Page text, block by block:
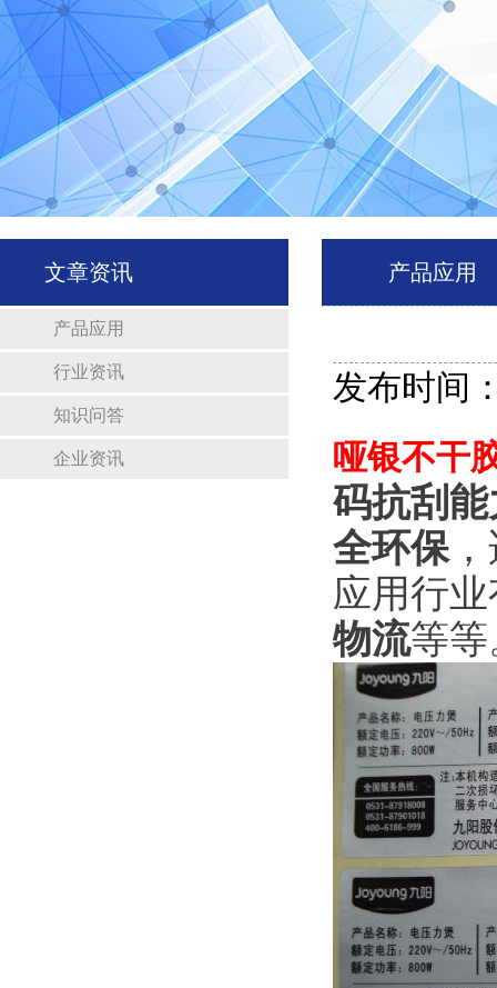
文章资讯
产品应用
行业资讯
知识问答
企业资讯
产品应用
发布时间
哑银不干
码抗刮
全环保，
应用行
物流等等